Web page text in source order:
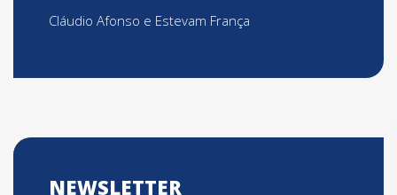
Cláudio Afonso e Estevam França
NEWSLETTER